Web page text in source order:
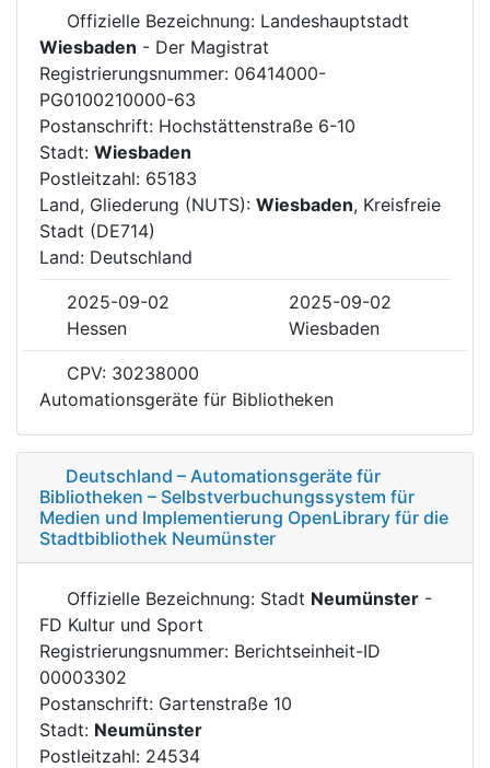
Offizielle Bezeichnung: Landeshauptstadt
Wiesbaden - Der Magistrat
Registrierungsnummer: 06414000-
PG0100210000-63
Postanschrift: Hochstättenstraße 6-10
Stadt: Wiesbaden
Postleitzahl: 65183
Land, Gliederung (NUTS): Wiesbaden, Kreisfreie
Stadt (DE714)
Land: Deutschland
2025-09-02
2025-09-02
Hessen
Wiesbaden
CPV: 30238000
Automationsgeräte für Bibliotheken
Deutschland – Automationsgeräte für
Bibliotheken – Selbstverbuchungssystem für
Medien und Implementierung OpenLibrary für die
Stadtbibliothek Neumünster
Offizielle Bezeichnung: Stadt Neumünster -
FD Kultur und Sport
Registrierungsnummer: Berichtseinheit-ID
00003302
Postanschrift: Gartenstraße 10
Stadt: Neumünster
Postleitzahl: 24534